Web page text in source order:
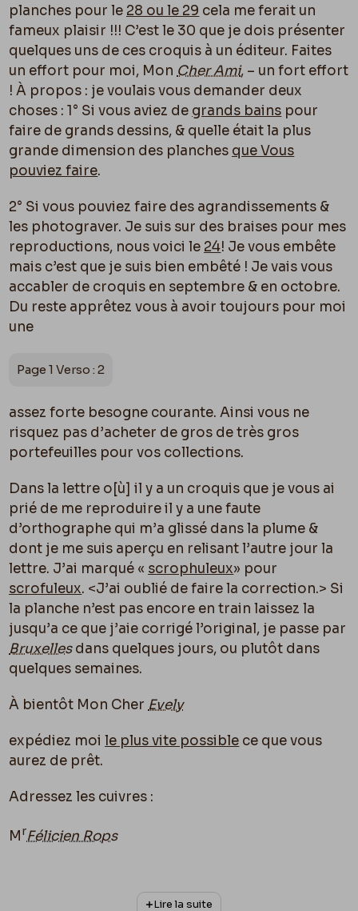
planches pour le 28 ou le 29 cela me ferait un
fameux plaisir !!! C’est le 30 que je dois présenter
quelques uns de ces croquis à un éditeur. Faites
un effort pour moi, Mon Cher Ami, – un fort effort
! À propos : je voulais vous demander deux
choses : 1° Si vous aviez de grands bains pour
faire de grands dessins, & quelle était la plus
grande dimension des planches que Vous
pouviez faire.
2° Si vous pouviez faire des agrandissements &
les photograver. Je suis sur des braises pour mes
reproductions, nous voici le 24! Je vous embête
mais c’est que je suis bien embêté ! Je vais vous
accabler de croquis en septembre & en octobre.
Du reste apprêtez vous à avoir toujours pour moi
une
Page 1 Verso : 2
assez forte besogne courante. Ainsi vous ne
risquez pas d’acheter de gros de très gros
portefeuilles pour vos collections.
Dans la lettre o[ù] il y a un croquis que je vous ai
prié de me reproduire il y a une faute
d’orthographe qui m’a glissé dans la plume &
dont je me suis aperçu en relisant l’autre jour la
lettre. J’ai marqué « scrophuleux» pour
scrofuleux. <J’ai oublié de faire la correction.> Si
la planche n’est pas encore en train laissez la
jusqu’a ce que j’aie corrigé l’original, je passe par
Bruxellesdans quelques jours, ou plutôt dans
quelques semaines.
À bientôt Mon Cher Evely
expédiez moile plus vite possible ce que vous
aurez de prêt.
Adressez les cuivres :
MrFélicien Rops
Lire la suite